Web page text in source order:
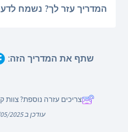
המדריך עזר לך? נשמח
שתף את המדריך הזה:
צריכים עזרה נוספת? צוות
עודכן ב 13/05/2025